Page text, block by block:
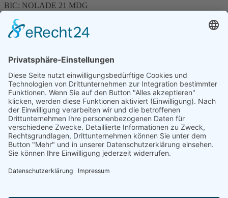
BIC: NOLADE 21 MDG
Spenden können steuerlich abgesetzt werden
Förderung
© 1987 – 2025
Storchenhof Loburg e.V.
Alle Rechte vorbehalten.
Cookie-Einstellungen
Navigation überspringen
Impressum
Haftungsausschluss